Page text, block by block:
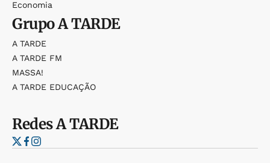
Economia
GrupoA TARDE
A TARDE
A TARDE FM
MASSA!
A TARDE EDUCAÇÃO
RedesA TARDE